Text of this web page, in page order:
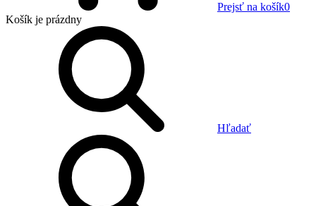
Prejsť na košík0
Košík je prázdny
Hľadať